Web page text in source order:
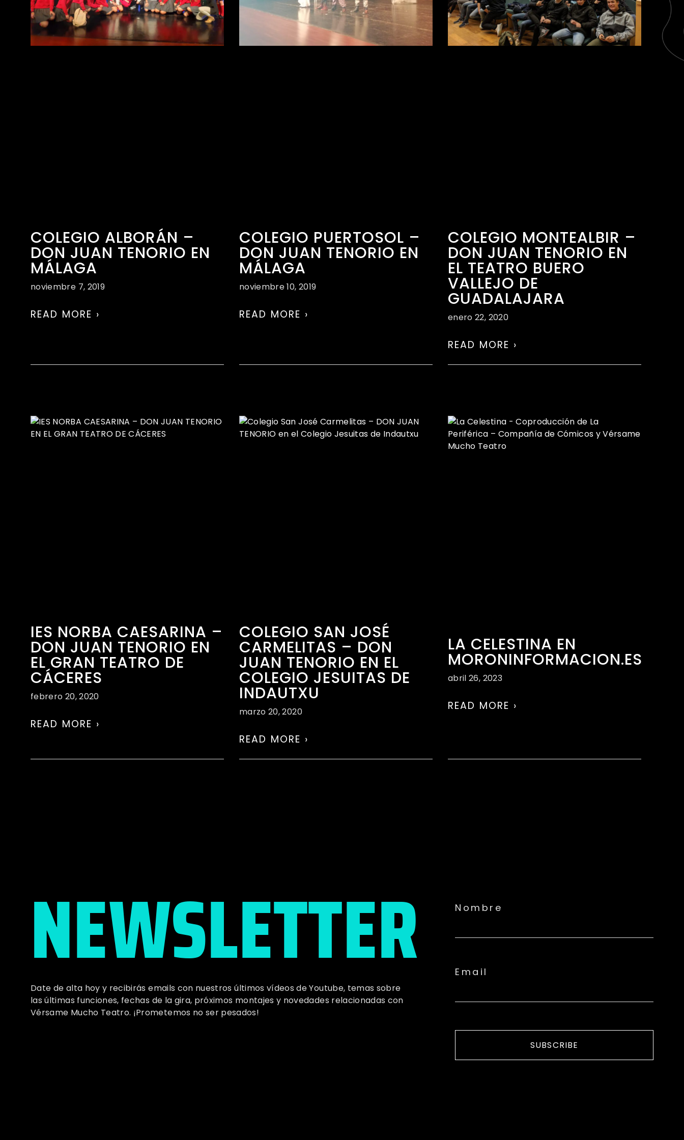
COLEGIO ALBORÁN –
DON JUAN TENORIO EN
MÁLAGA
noviembre 7, 2019
READ MORE ›
COLEGIO PUERTOSOL –
DON JUAN TENORIO EN
MÁLAGA
noviembre 10, 2019
READ MORE ›
COLEGIO MONTEALBIR –
DON JUAN TENORIO EN
EL TEATRO BUERO
VALLEJO DE
GUADALAJARA
enero 22, 2020
READ MORE ›
IES NORBA CAESARINA –
DON JUAN TENORIO EN
EL GRAN TEATRO DE
CÁCERES
febrero 20, 2020
READ MORE ›
COLEGIO SAN JOSÉ
CARMELITAS – DON
JUAN TENORIO EN EL
COLEGIO JESUITAS DE
INDAUTXU
marzo 20, 2020
READ MORE ›
LA CELESTINA EN
MORONINFORMACION.ES
abril 26, 2023
READ MORE ›
NEWSLETTER
Date de alta hoy y recibirás emails con nuestros últimos vídeos de Youtube, temas sobre
las últimas funciones, fechas de la gira, próximos montajes y novedades relacionadas con
Vérsame Mucho Teatro. ¡Prometemos no ser pesados!
Nombre
Email
SUBSCRIBE